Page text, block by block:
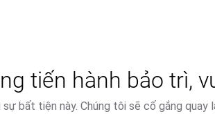
tiến hành bảo trì,
sự bất tiện này. Chúng tôi sẽ cố gắng quay